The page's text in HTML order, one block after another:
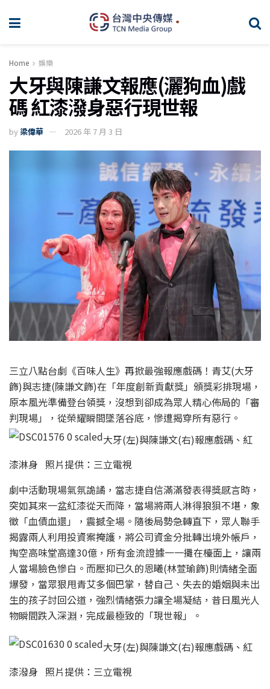
Home 娛樂
大牙與陳謙文報應(灑狗血)戲
碼 紅漆潑身惡行現世報
by 梁偉華 2026 年 7 月 3 日
三立八點台劇《百味人生》再掀最強報應戲碼！青艾(大牙
飾)與志捷(陳謙文飾)在「年度創新貢獻獎」頒獎彩排現場，
原本風光準備登台領獎，沒想到卻成為眾人精心佈局的「審
判現場」，從榮耀瞬間墜落谷底，慘遭揭穿所有惡行。
大牙(左)與陳謙文(右)報應戲碼、紅
漆淋身 照片提供：三立電視
劇中活動現場氣氛詭譎，當志捷自信滿滿發表得獎感言時，
突如其來一盆紅漆從天而降，當場將兩人淋得狼狽不堪，象
徵「血債血還」，震撼全場。隨後局勢急轉直下，眾人聯手
揭露兩人利用投資案掩護，將公司資金分批轉出境外帳戶，
掏空高味堂高達30億，所有金流證據一一攤在檯面上，讓兩
人當場臉色慘白。而壓抑已久的恩曦(林萱瑜飾)則情緒全面
爆發，當眾狠甩青艾多個巴掌，替自己、失去的婚姻與未出
生的孩子討回公道，強烈情緒張力讓全場凝結，昔日風光人
物瞬間跌入深淵，完成最極致的「現世報」。
大牙(左)與陳謙文(右)報應戲碼、紅
漆潑身 照片提供：三立電視